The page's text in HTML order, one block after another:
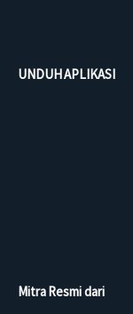
UNDUH APLIKASI
Mitra Resmi dari